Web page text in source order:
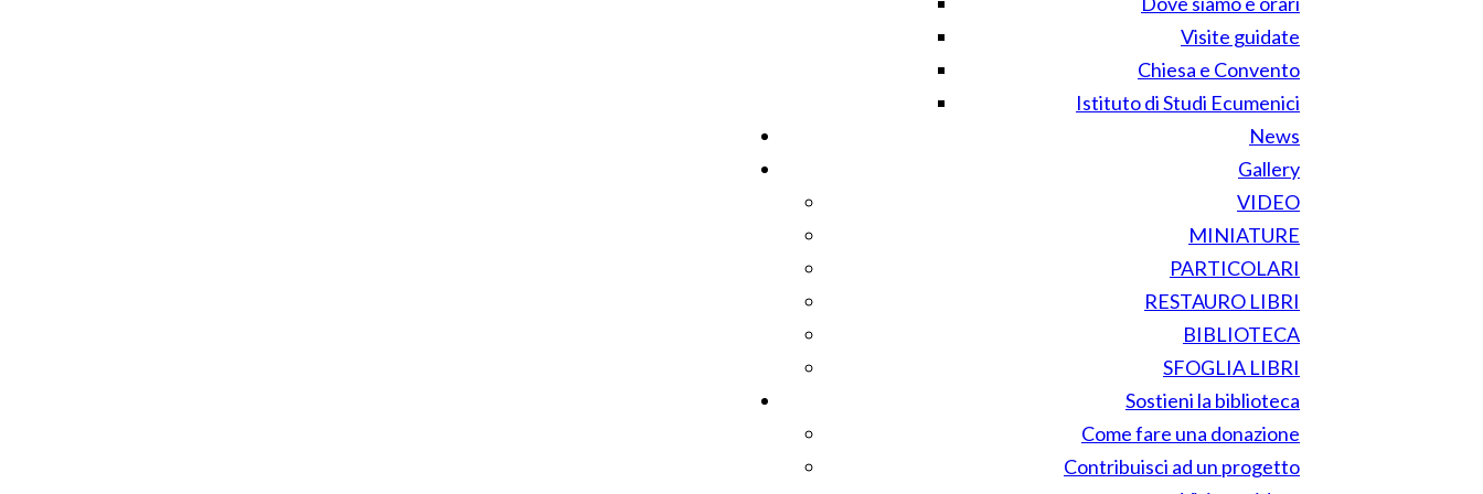
Visite guidate
Chiesa e Convento
Istituto di Studi Ecumenici
News
Gallery
VIDEO
MINIATURE
PARTICOLARI
RESTAURO LIBRI
BIBLIOTECA
SFOGLIA LIBRI
Sostieni la biblioteca
Come fare una donazione
Contribuisci ad un progetto